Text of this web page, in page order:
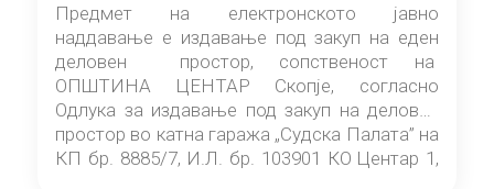
Предмет на електронското јавно
наддавање е издавање под закуп на еден
деловен простор, сопственост на
ОПШТИНА ЦЕНТАР Скопје, согласно
Одлука за издавање под закуп на деловен
простор во катна гаража „Судска Палата” на
КП бр. 8885/7, И.Л. бр. 103901 КО Центар 1,